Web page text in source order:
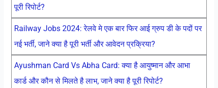
पूरी रिपोर्ट?
Railway Jobs 2024: रेलवे मे एक बार फिर आई ग्रुप डी के पदों पर
नई भर्ती, जाने क्या है पूरी भर्ती और आवेदन प्रक्रिया?
Ayushman Card Vs Abha Card: क्या है आयुष्मान और आभा
कार्ड और कौन से मिलते है लाभ, जाने क्या है पूरी रिपोर्ट?